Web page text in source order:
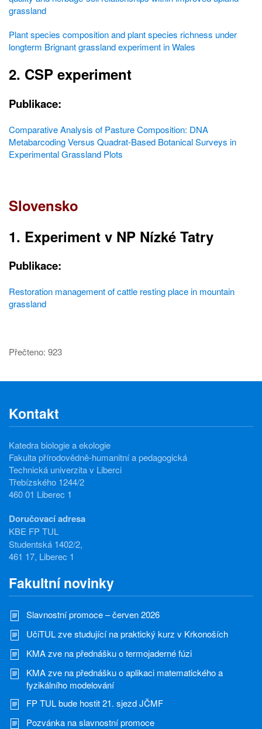
grassland
Plant species composition and plant species richness under
longterm Brignant grassland experiment in Wales
2. CSP experiment
Publikace:
Comparative Analysis of Pasture Composition: DNA
Metabarcoding Versus Quadrat-Based Botanical Surveys in
Experimental Grassland Plots
Slovensko
1. Experiment v NP Nízké Tatry
Publikace:
Restoration management of cattle resting place in mountain
grassland
Přečteno: 923
Kontakt
Katedra biologie a ekologie
Fakulta přírodovědně-humanitní a pedagogická
Technická univerzita v Liberci
Třebízského 1244/2
460 01 Liberec 1
Doručovací adresa
KBE FP TUL
Studentská 1402/2,
461 17, Liberec 1
Fakultní novinky
Slavnostní promoce – červen 2026
UčiTUL zve studující na praktický kurz v Krkonoších
KMA zve na přednášku o termojaderné fúzi
KMA zve na přednášku o aplikaci matematického a
fyzikálního modelování
FP TUL bude hostit 21. sjezd JČMF
Pozvánka na slavnostní promoce